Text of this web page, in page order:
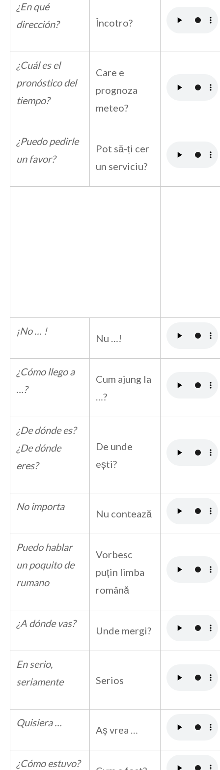
¿En qué
dirección?
Încotro?
¿Cuál es el
pronóstico del
tiempo?
Care e
prognoza
meteo?
¿Puedo pedirle
un favor?
Pot să-ți cer
un serviciu?
¡No … !
Nu …!
¿Cómo llego a
…?
Cum ajung la
…?
¿De dónde es?
¿De dónde
eres?
De unde
ești?
No importa
Nu contează
Puedo hablar
un poquito de
rumano
Vorbesc
puțin limba
română
¿A dónde vas?
Unde mergi?
En serio,
seriamente
Serios
Quisiera …
Aș vrea …
¿Cómo estuvo?